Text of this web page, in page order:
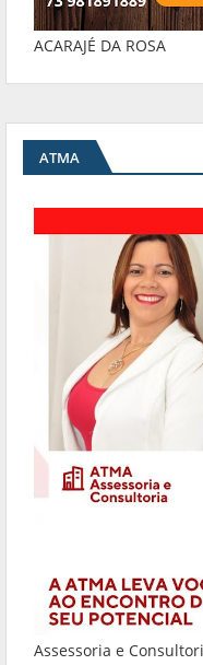
ACARAJÉ DA ROSA
ATMA
Assessoria e